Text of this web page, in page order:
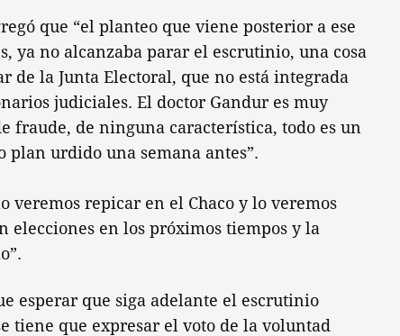
que “el planteo que viene posterior a ese
ya no alcanzaba parar el escrutinio, una cosa
de la Junta Electoral, que no está integrada
judiciales. El doctor Gandur es muy
fraude, de ninguna característica, todo es un
urdido una semana antes”.
veremos repicar en el Chaco y lo veremos
en los próximos tiempos y la
esperar que siga adelante el escrutinio
tiene que expresar el voto de la voluntad